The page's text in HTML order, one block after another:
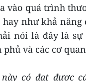
vào quá trình
như khả năng
nói là đây là
và các cơ
có đạt được